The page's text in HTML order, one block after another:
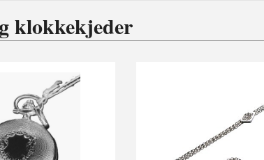
klokkekjeder